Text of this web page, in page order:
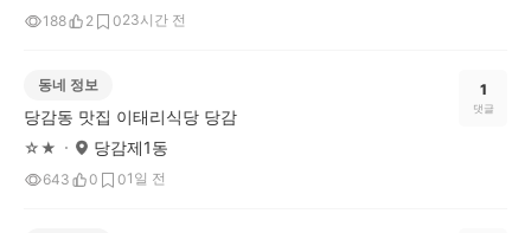
188 2 023시간 전
동네 정보
당감동 맛집 이태리식당 당감
☆★ 당감제1동
643 0 01일 전
1
댓글